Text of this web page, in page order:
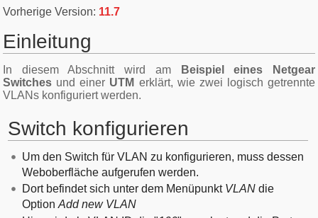
11.7
Einleitung
In diesem Abschnitt wird am
Beispiel eines Netgear
Switches und einer UTM erklärt, wie zwei logisch getrennte
VLANs konfiguriert werden.
Switch konfigurieren
Um den Switch für VLAN zu konfigurieren, muss dessen
Weboberfläche aufgerufen werden.
Dort befindet sich unter dem Menüpunkt VLANdie
Option Add new VLAN